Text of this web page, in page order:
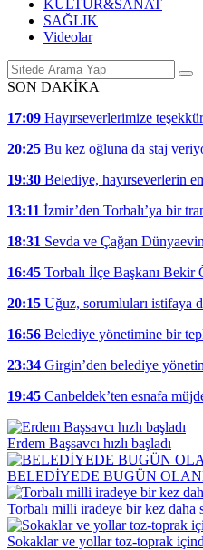
KÜLTÜR&SANAT
SAĞLIK
Videolar
SON DAKİKA
17:09 Hayırseverlerimize
20:25 Bu kez oğluna da staj
19:30 Belediye, hayırseverlerin
13:11 İzmir’den Torbalı’ya bir
18:31 Sevda ve Çağan
16:45 Torbalı İlçe Başkanı Bekir
20:15 Uğuz, sorumluları istifaya
16:56 Belediye yönetimine bir
23:34 Girgin’den belediye
19:45 Canbeldek’ten esnafa
Erdem Başsavcı hızlı başladı
BELEDİYEDE BUGÜN
Torbalı milli iradeye bir kez daha
Sokaklar ve yollar toz-toprak